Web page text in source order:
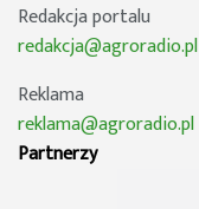
Redakcja portalu
redakcja@agroradio.pl
Reklama
reklama@agroradio.pl
Partnerzy